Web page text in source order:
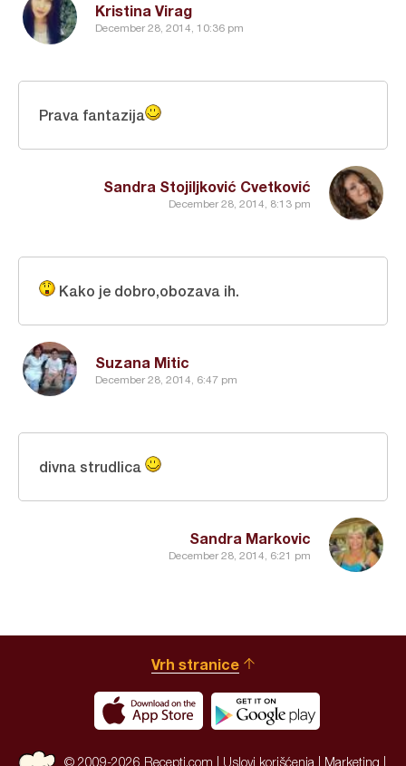
Kristina Virag
December 28, 2014, 10:36 pm
Sandra Stojiljković Cvetković
December 28, 2014, 8:13 pm
Prava fantazija
Suzana Mitic
December 28, 2014, 6:47 pm
Kako je dobro,obozava ih.
Sandra Markovic
December 28, 2014, 6:21 pm
divna strudlica
Vrh stranice
© 2009-2026 Recepti.com | Uslovi korišćenja Marketing